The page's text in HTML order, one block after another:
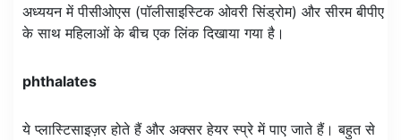
अध्ययन में पीसीओएस (पॉलीसाइस्टिक ओवरी सिंड्रोम) और सीरम बीपीए
के साथ महिलाओं के बीच एक लिंक दिखाया गया है।
phthalates
ये प्लास्टिसाइज़र होते हैं और अक्सर हेयर स्प्रे में पाए जाते हैं। बहुत से